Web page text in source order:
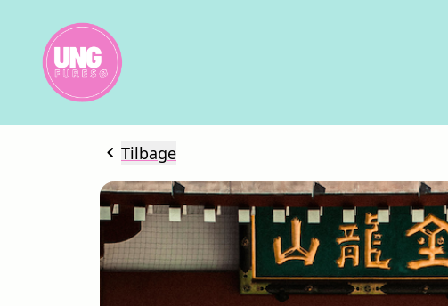
chevron_left Tilbage